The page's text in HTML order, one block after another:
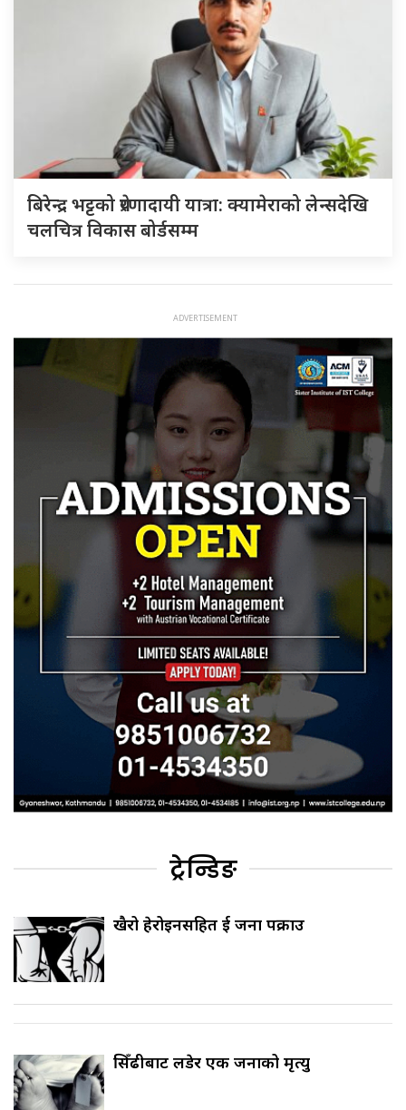
बिरेन्द्र भट्टको प्रेरणादायी यात्रा: क्यामेराको लेन्सदेखि
चलचित्र विकास बोर्डसम्म
ट्रेन्डिङ
खैरो हेरोइनसहित दुई जना पक्राउ
सिँढीबाट लडेर एक जनाको मृत्यु